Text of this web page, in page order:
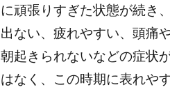
に頑張りすぎた状態が続き
出ない、疲れやすい、頭痛
朝起きられないなどの症状
はなく、この時期に表れや